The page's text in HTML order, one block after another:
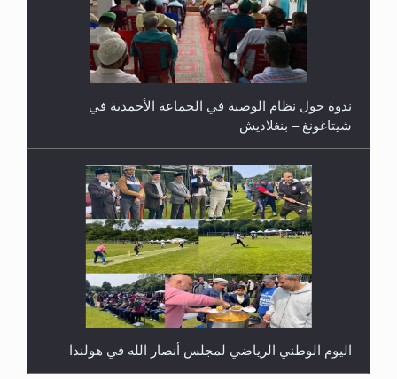
ندوة حول نظام الوصية في الجماعة الأحمدية في
شيتاغونغ – بنغلاديش
اليوم الوطني الرياضي لمجلس أنصار الله في هولندا